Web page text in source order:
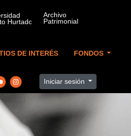
DE INTERÉS FONDOS
Iniciar sesión